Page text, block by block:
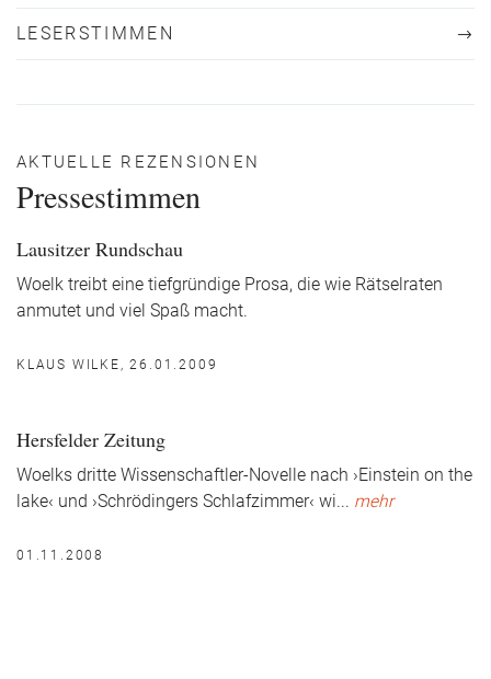
LESERSTIMMEN
AKTUELLE REZENSIONEN
Pressestimmen
Lausitzer Rundschau
Woelk treibt eine tiefgründige Prosa, die wie Rätselraten
anmutet und viel Spaß macht.
KLAUS WILKE, 26.01.2009
Hersfelder Zeitung
Woelks dritte Wissenschaftler-Novelle nach ›Einstein on the
lake‹ und ›Schrödingers Schlafzimmer‹ wi... mehr
01.11.2008